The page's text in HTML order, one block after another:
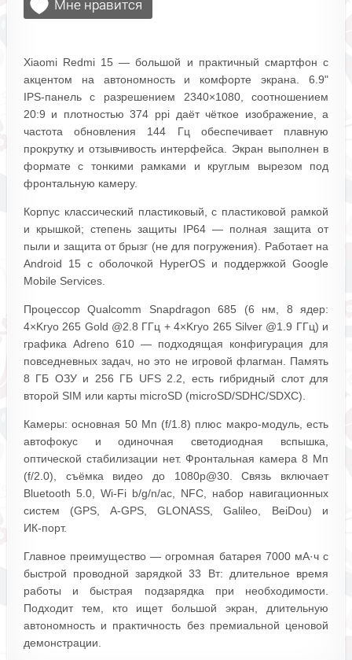
Xiaomi Redmi 15 — большой и практичный смартфон с
акцентом на автономность и комфорте экрана. 6.9"
IPS‑панель с разрешением 2340×1080, соотношением
20:9 и плотностью 374 ppi даёт чёткое изображение, а
частота обновления 144 Гц обеспечивает плавную
прокрутку и отзывчивость интерфейса. Экран выполнен в
формате с тонкими рамками и круглым вырезом под
фронтальную камеру.
Корпус классический пластиковый, с пластиковой рамкой
и крышкой; степень защиты IP64 — полная защита от
пыли и защита от брызг (не для погружения). Работает на
Android 15 с оболочкой HyperOS и поддержкой Google
Mobile Services.
Процессор Qualcomm Snapdragon 685 (6 нм, 8 ядер:
4×Kryo 265 Gold @2.8 ГГц + 4×Kryo 265 Silver @1.9 ГГц) и
графика Adreno 610 — подходящая конфигурация для
повседневных задач, но это не игровой флагман. Память
8 ГБ ОЗУ и 256 ГБ UFS 2.2, есть гибридный слот для
второй SIM или карты microSD (microSD/SDHC/SDXC).
Камеры: основная 50 Мп (f/1.8) плюс макро-модуль, есть
автофокус и одиночная светодиодная вспышка,
оптической стабилизации нет. Фронтальная камера 8 Мп
(f/2.0), съёмка видео до 1080p@30. Связь включает
Bluetooth 5.0, Wi‑Fi b/g/n/ac, NFC, набор навигационных
систем (GPS, A‑GPS, GLONASS, Galileo, BeiDou) и
ИК‑порт.
Главное преимущество — огромная батарея 7000 мА·ч с
быстрой проводной зарядкой 33 Вт: длительное время
работы и быстрая подзарядка при необходимости.
Подходит тем, кто ищет большой экран, длительную
автономность и практичность без премиальной ценовой
демонстрации.